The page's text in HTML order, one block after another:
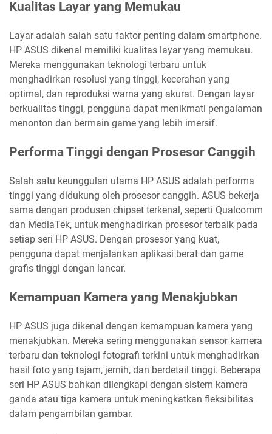
Kualitas Layar yang Memukau
Layar adalah salah satu faktor penting dalam smartphone.
HP ASUS dikenal memiliki kualitas layar yang memukau.
Mereka menggunakan teknologi terbaru untuk
menghadirkan resolusi yang tinggi, kecerahan yang
optimal, dan reproduksi warna yang akurat. Dengan layar
berkualitas tinggi, pengguna dapat menikmati pengalaman
menonton dan bermain game yang lebih imersif.
Performa Tinggi dengan Prosesor Canggih
Salah satu keunggulan utama HP ASUS adalah performa
tinggi yang didukung oleh prosesor canggih. ASUS bekerja
sama dengan produsen chipset terkenal, seperti Qualcomm
dan MediaTek, untuk menghadirkan prosesor terbaik pada
setiap seri HP ASUS. Dengan prosesor yang kuat,
pengguna dapat menjalankan aplikasi berat dan game
grafis tinggi dengan lancar.
Kemampuan Kamera yang Menakjubkan
HP ASUS juga dikenal dengan kemampuan kamera yang
menakjubkan. Mereka sering menggunakan sensor kamera
terbaru dan teknologi fotografi terkini untuk menghadirkan
hasil foto yang tajam, jernih, dan berdetail tinggi. Beberapa
seri HP ASUS bahkan dilengkapi dengan sistem kamera
ganda atau tiga kamera untuk meningkatkan fleksibilitas
dalam pengambilan gambar.